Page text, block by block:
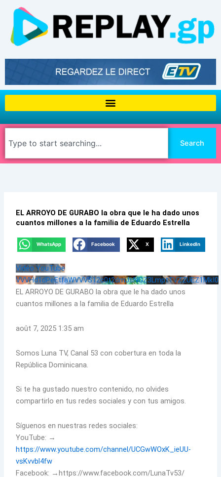
contenu
Search
EL ARROYO DE GURABO la obra que le ha dado unos
cuantos millones a la familia de Eduardo Estrella
WhatsApp Facebook X LinkedIn
Vidéo YouTube
VVVHd1dPeEtfaWVVVS12c0t2dmJsNGZ3LmptTVZZUEZ1MkI0
EL ARROYO DE GURABO la obra que le ha dado unos
cuantos millones a la familia de Eduardo Estrella
août 7, 2025 1:35 am
Somos Luna TV, Canal 53 con cobertura en toda la
República Dominicana.
Si te ha gustado nuestro contenido, no olvides
compartirlo en tus redes sociales y con tus amigos.
Síguenos en nuestras redes sociales:
YouTube: →
https://www.youtube.com/channel/UCGwWOxK_ieUU-
vsKvvbl4fw
Facebook: →https://www.facebook.com/LunaTv53/